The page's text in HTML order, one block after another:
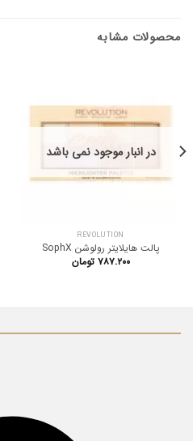
محصولات مشابه
در انبار موجود نمی باشد
REVOLUTION
پالت هایلایتر رولوشن SophX
۷۸۷.۲۰۰ تومان